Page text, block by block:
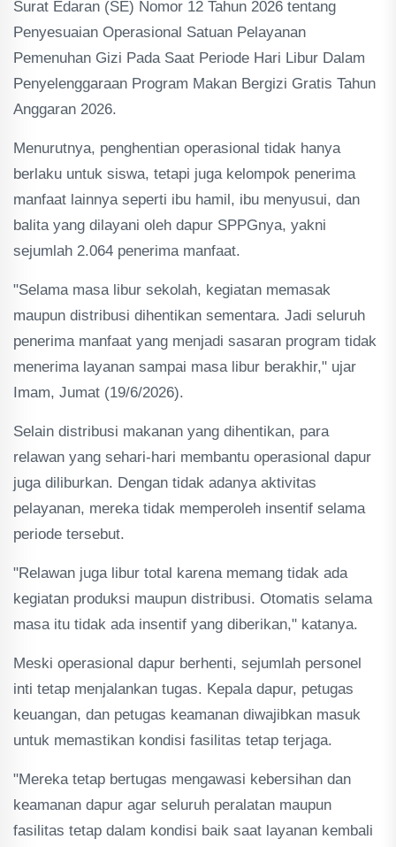
Surat Edaran (SE) Nomor 12 Tahun 2026 tentang
Penyesuaian Operasional Satuan Pelayanan
Pemenuhan Gizi Pada Saat Periode Hari Libur Dalam
Penyelenggaraan Program Makan Bergizi Gratis Tahun
Anggaran 2026.
Menurutnya, penghentian operasional tidak hanya
berlaku untuk siswa, tetapi juga kelompok penerima
manfaat lainnya seperti ibu hamil, ibu menyusui, dan
balita yang dilayani oleh dapur SPPGnya, yakni
sejumlah 2.064 penerima manfaat.
"Selama masa libur sekolah, kegiatan memasak
maupun distribusi dihentikan sementara. Jadi seluruh
penerima manfaat yang menjadi sasaran program tidak
menerima layanan sampai masa libur berakhir," ujar
Imam, Jumat (19/6/2026).
Selain distribusi makanan yang dihentikan, para
relawan yang sehari-hari membantu operasional dapur
juga diliburkan. Dengan tidak adanya aktivitas
pelayanan, mereka tidak memperoleh insentif selama
periode tersebut.
"Relawan juga libur total karena memang tidak ada
kegiatan produksi maupun distribusi. Otomatis selama
masa itu tidak ada insentif yang diberikan," katanya.
Meski operasional dapur berhenti, sejumlah personel
inti tetap menjalankan tugas. Kepala dapur, petugas
keuangan, dan petugas keamanan diwajibkan masuk
untuk memastikan kondisi fasilitas tetap terjaga.
"Mereka tetap bertugas mengawasi kebersihan dan
keamanan dapur agar seluruh peralatan maupun
fasilitas tetap dalam kondisi baik saat layanan kembali